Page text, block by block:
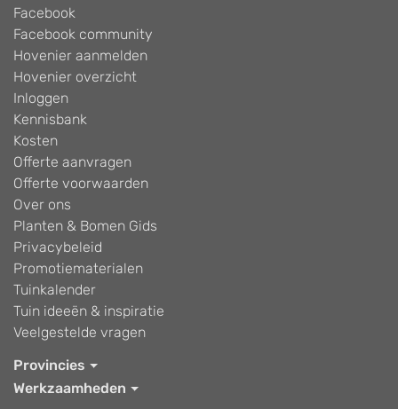
Facebook
Facebook community
Hovenier aanmelden
Hovenier overzicht
Inloggen
Kennisbank
Kosten
Offerte aanvragen
Offerte voorwaarden
Over ons
Planten & Bomen Gids
Privacybeleid
Promotiematerialen
Tuinkalender
Tuin ideeën & inspiratie
Veelgestelde vragen
Provincies
Werkzaamheden